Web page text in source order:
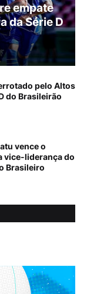
empate
da Série D
pelo Altos
do Brasileirão
vence o
vice-liderança do
Brasileiro